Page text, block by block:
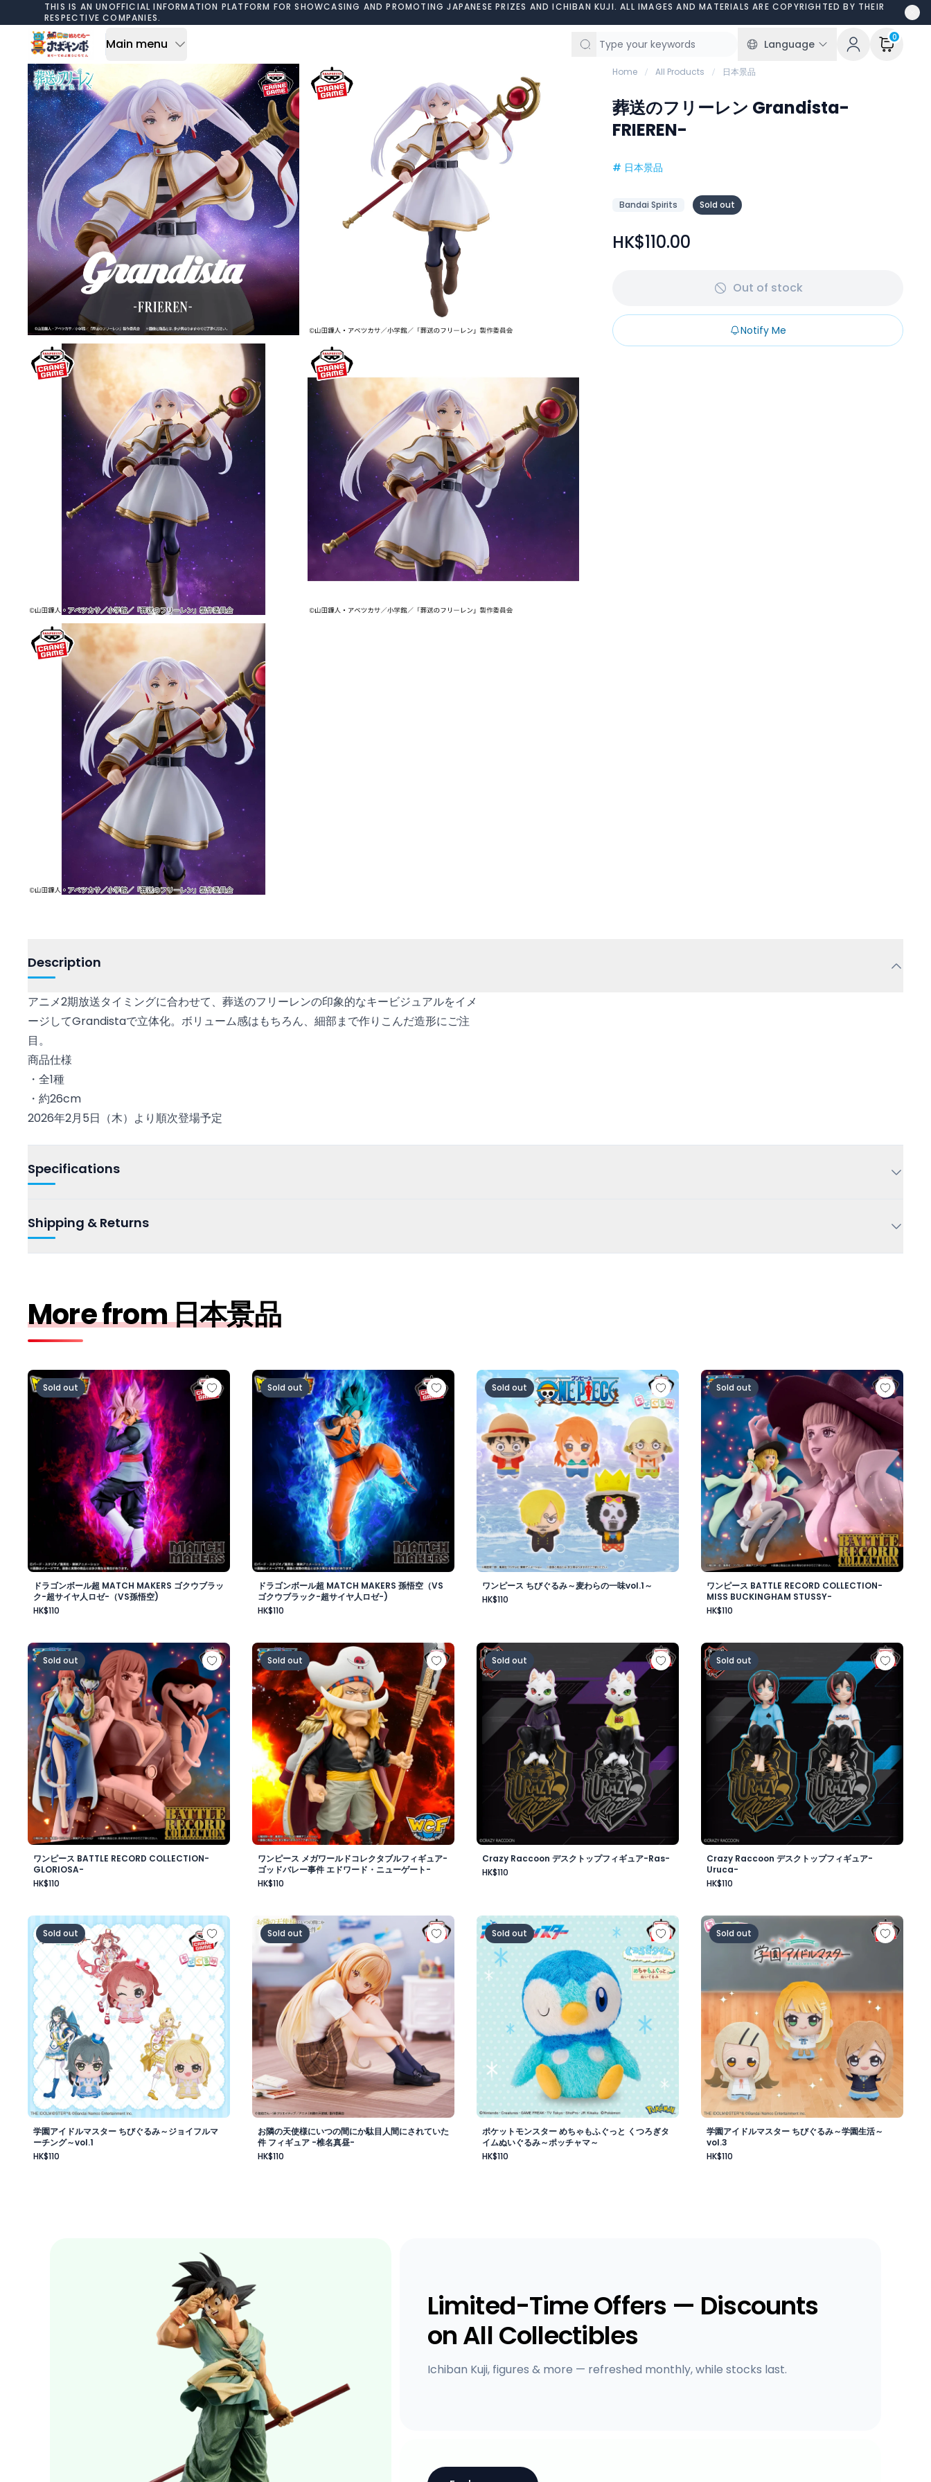
Skip to contentTHIS IS AN UNOFFICIAL INFORMATION PLATFORM FOR SHOWCASING AND PROMOTING JAPANESE PRIZES AND ICHIBAN KUJI. ALL IMAGES AND MATERIALS ARE COPYRIGHTED BY THEIR
RESPECTIVE COMPANIES.
Main menu Language
0
Home All Products 日本景品
葬送のフリーレン Grandista-
FRIEREN-
# 日本景品
Bandai Spirits Sold out
HK$110.00
Out of stock
Notify Me
Description
アニメ2期放送タイミングに合わせて、葬送のフリーレンの印象的なキービジュアルをイメ
ージしてGrandistaで立体化。ボリューム感はもちろん、細部まで作りこんだ造形にご注
目。
商品仕様
・全1種
・約26cm
2026年2月5日（木）より順次登場予定
Specifications
Shipping & Returns
More from 日本景品
ドラゴンボール超 MATCH MAKERS ゴクウブラック-超サイヤ人ロゼ-（VS孫悟空)
Sold out
ドラゴンボール超 MATCH MAKERS ゴクウブラッ
ク-超サイヤ人ロゼ-（VS孫悟空)
HK$110
ドラゴンボール超 MATCH MAKERS 孫悟空（VSゴクウブラック-超サイヤ人ロゼ-)
Sold out
ドラゴンボール超 MATCH MAKERS 孫悟空（VS
ゴクウブラック-超サイヤ人ロゼ-)
HK$110
ワンピース ちびぐるみ～麦わらの一味vol.1～
Sold out
ワンピース ちびぐるみ～麦わらの一味vol.1～
HK$110
ワンピース BATTLE RECORD COLLECTION-
Sold out
ワンピース BATTLE RECORD COLLECTION-
MISS BUCKINGHAM STUSSY-
HK$110
ワンピース BATTLE RECORD COLLECTION-GLORIOSA-
Sold out
ワンピース BATTLE RECORD COLLECTION-
GLORIOSA-
HK$110
ワンピース メガワールドコレクタブルフィギュア-ゴッドバレー事件 エドワード・ニューゲート-
Sold out
ワンピース メガワールドコレクタブルフィギュア-
ゴッドバレー事件 エドワード・ニューゲート-
HK$110
Crazy Raccoon デスクトップフィギュア-Ras-
Sold out
Crazy Raccoon デスクトップフィギュア-Ras-
HK$110
Crazy Raccoon デスクトップフィギュア-
Sold out
Crazy Raccoon デスクトップフィギュア-
Uruca-
HK$110
学園アイドルマスター ちびぐるみ～ジョイフルマーチング～vol.1
Sold out
学園アイドルマスター ちびぐるみ～ジョイフルマ
ーチング～vol.1
HK$110
お隣の天使様にいつの間にか駄目人間にされていた件 フィギュア -椎名真昼-
Sold out
お隣の天使様にいつの間にか駄目人間にされていた
件 フィギュア -椎名真昼-
HK$110
ポケットモンスター めちゃもふぐっと くつろぎタイムぬいぐるみ～ポッチャマ～
Sold out
ポケットモンスター めちゃもふぐっと くつろぎタ
イムぬいぐるみ～ポッチャマ～
HK$110
学園アイドルマスター ちびぐるみ～学園生活
Sold out
学園アイドルマスター ちびぐるみ～学園生活～
vol.3
HK$110
Limited-Time Offers — Discounts
on All Collectibles
Ichiban Kuji, figures & more — refreshed monthly, while stocks last.